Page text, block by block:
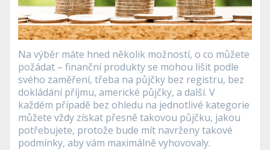
Na výběr máte hned několik možností, o co můžete
požádat – finanční produkty se mohou lišit podle
svého zaměření, třeba na půjčky bez registru, bez
dokládání příjmu, americké půjčky, a další. V
každém případě bez ohledu na jednotlivé kategorie
můžete vždy získat přesně takovou půjčku, jakou
potřebujete, protože bude mít navrženy takové
podmínky, aby vám maximálně vyhovovaly.